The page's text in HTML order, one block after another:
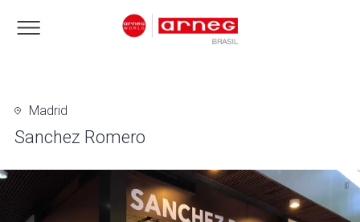
Madrid
Sanchez Romero